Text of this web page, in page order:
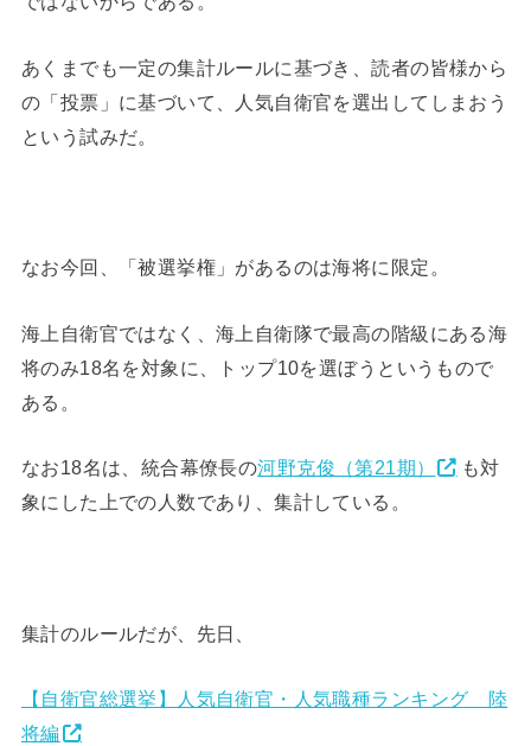
あくまでも一定の集計ルールに基づき、読者の皆様から
の「投票」に基づいて、人気自衛官を選出してしまおう
という試みだ。
なお今回、「被選挙権」があるのは海将に限定。
海上自衛官ではなく、海上自衛隊で最高の階級にある海
将のみ18名を対象に、トップ10を選ぼうというもので
ある。
なお18名は、統合幕僚長の河野克俊（第21期）
も対
象にした上での人数であり、集計している。
集計のルールだが、先日、
【自衛官総選挙】人気自衛官・人気職種ランキング 陸
将編